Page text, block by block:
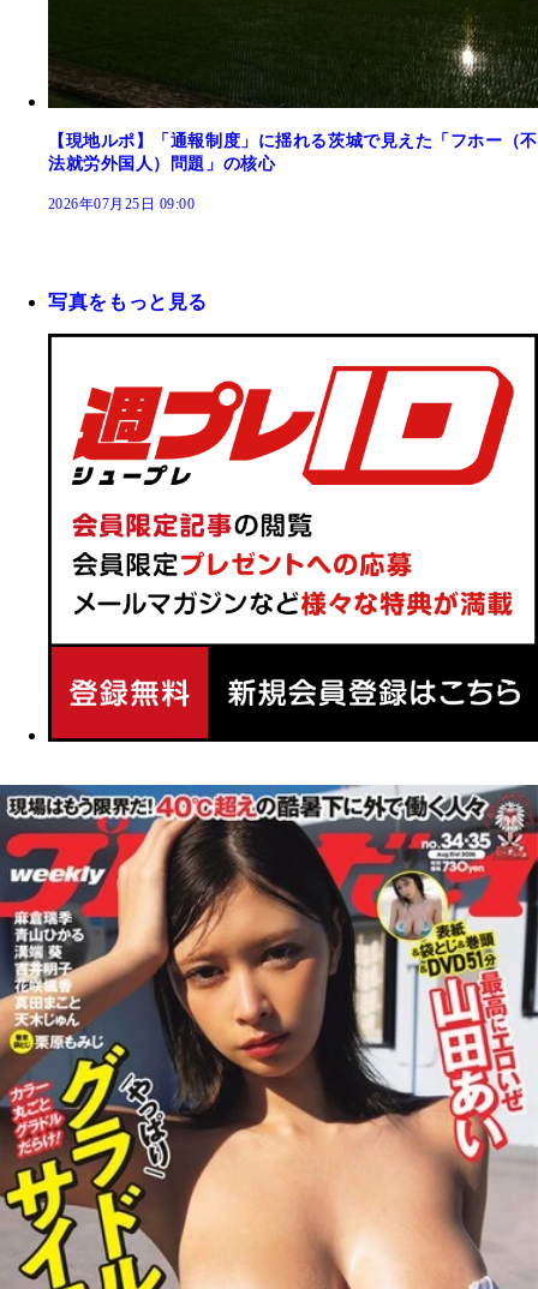
【現地ルポ】「通報制度」に揺れる茨城で見えた「フホー（不
法就労外国人）問題」の核心
2026年07月25日 09:00
写真をもっと見る